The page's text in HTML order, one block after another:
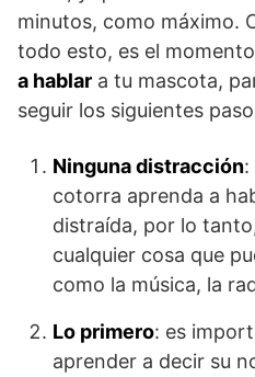
minutos, como máximo.
todo esto, es el
a hablar a tu mascota,
seguir los siguientes
Ninguna distracción:
cotorra aprenda a
distraída, por lo
cualquier cosa que
como la música, la
Lo primero: es
aprender a decir su